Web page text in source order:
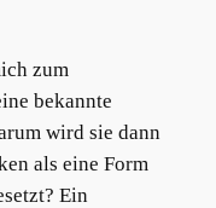
zum
bekannte
wird sie dann
als eine Form
Ein